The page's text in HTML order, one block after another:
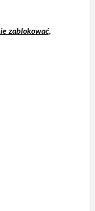
zablokować,